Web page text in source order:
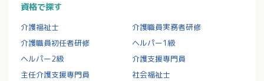
資格で探す
介護福祉士
介護職員実務者研修
介護職員初任者研修
ヘルパー1級
ヘルパー2級
介護支援専門員
主任介護支援専門員
社会福祉士